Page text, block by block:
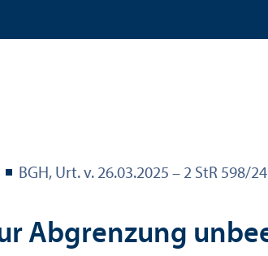
BGH, Urt. v. 26.03.2025 – 2 StR 598/24
Abgrenzung